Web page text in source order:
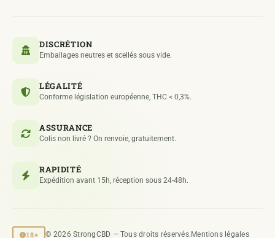
DISCRÉTION
Emballages neutres et scellés sous vide.
LÉGALITÉ
Conforme législation européenne, THC < 0,3%.
ASSURANCE
Colis non livré ? On renvoie, gratuitement.
RAPIDITÉ
Expédition avant 15h, réception sous 24-48h.
18+ © 2026 StrongCBD — Tous droits réservés. Mentions légales